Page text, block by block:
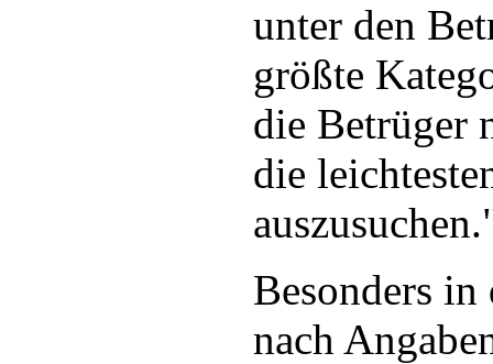
unter den
größte
die Betrüger
die
Besonders
nach